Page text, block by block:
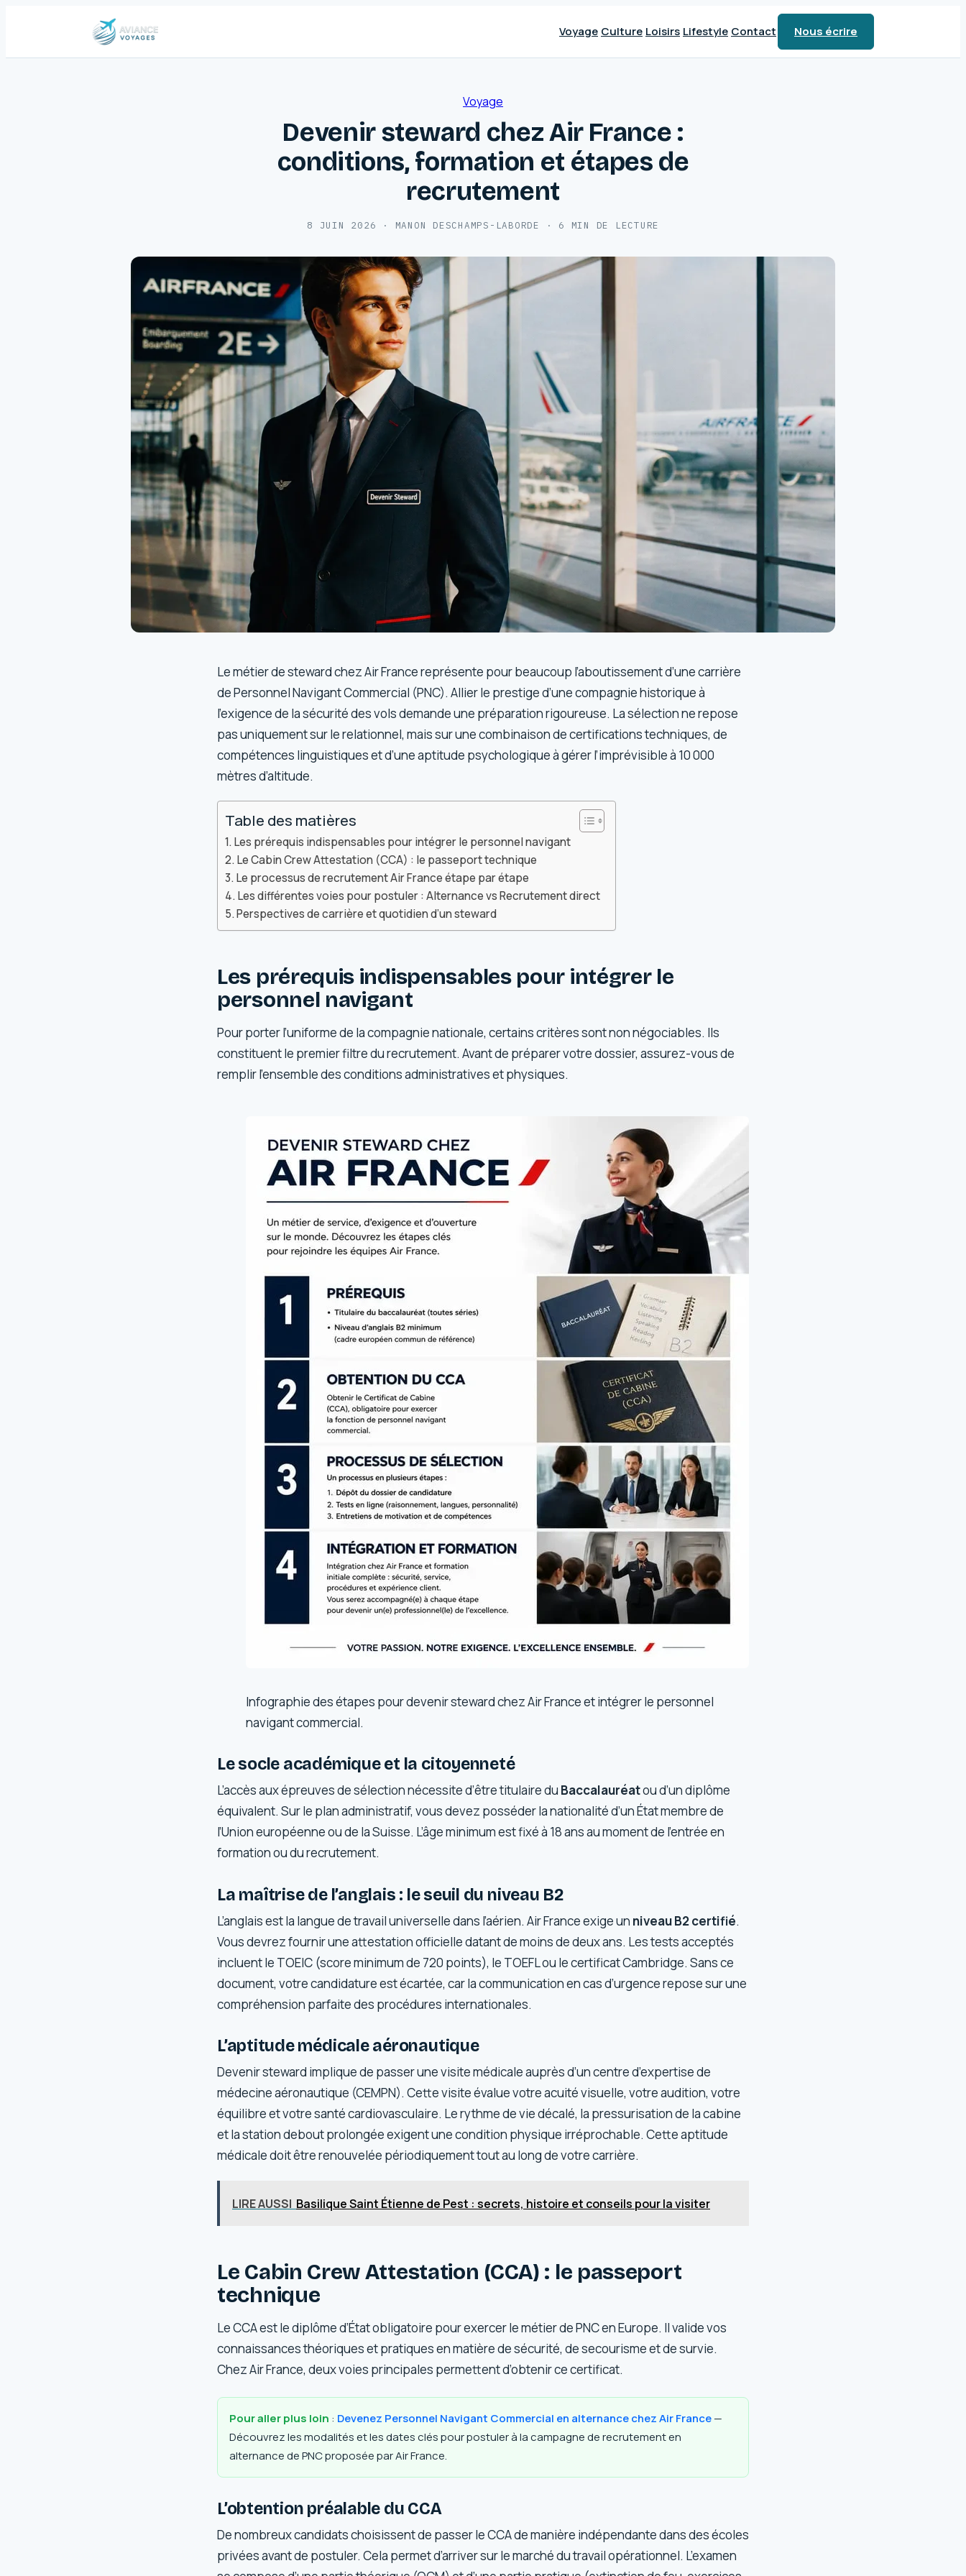
Voyage Culture Loisirs Lifestyle Contact Nous écrire
Voyage
Devenir steward chez Air France :
conditions, formation et étapes de
recrutement
8 JUIN 2026 · MANON DESCHAMPS-LABORDE · 6 MIN DE LECTURE
Le métier de steward chez Air France représente pour beaucoup l’aboutissement d’une carrière
de Personnel Navigant Commercial (PNC). Allier le prestige d’une compagnie historique à
l’exigence de la sécurité des vols demande une préparation rigoureuse. La sélection ne repose
pas uniquement sur le relationnel, mais sur une combinaison de certifications techniques, de
compétences linguistiques et d’une aptitude psychologique à gérer l’imprévisible à 10 000
mètres d’altitude.
Table des matières
Les prérequis indispensables pour intégrer le personnel navigant
Le Cabin Crew Attestation (CCA) : le passeport technique
Le processus de recrutement Air France étape par étape
Les différentes voies pour postuler : Alternance vs Recrutement direct
Perspectives de carrière et quotidien d’un steward
Les prérequis indispensables pour intégrer le
personnel navigant
Pour porter l’uniforme de la compagnie nationale, certains critères sont non négociables. Ils
constituent le premier filtre du recrutement. Avant de préparer votre dossier, assurez-vous de
remplir l’ensemble des conditions administratives et physiques.
Infographie des étapes pour devenir steward chez Air France et intégrer le personnel
navigant commercial.
Le socle académique et la citoyenneté
L’accès aux épreuves de sélection nécessite d’être titulaire du Baccalauréatou d’un diplôme
équivalent. Sur le plan administratif, vous devez posséder la nationalité d’un État membre de
l’Union européenne ou de la Suisse. L’âge minimum est fixé à 18 ans au moment de l’entrée en
formation ou du recrutement.
La maîtrise de l’anglais : le seuil du niveau B2
L’anglais est la langue de travail universelle dans l’aérien. Air France exige un niveau B2 certifié.
Vous devrez fournir une attestation officielle datant de moins de deux ans. Les tests acceptés
incluent le TOEIC (score minimum de 720 points), le TOEFL ou le certificat Cambridge. Sans ce
document, votre candidature est écartée, car la communication en cas d’urgence repose sur une
compréhension parfaite des procédures internationales.
L’aptitude médicale aéronautique
Devenir steward implique de passer une visite médicale auprès d’un centre d’expertise de
médecine aéronautique (CEMPN). Cette visite évalue votre acuité visuelle, votre audition, votre
équilibre et votre santé cardiovasculaire. Le rythme de vie décalé, la pressurisation de la cabine
et la station debout prolongée exigent une condition physique irréprochable. Cette aptitude
médicale doit être renouvelée périodiquement tout au long de votre carrière.
LIRE AUSSI Basilique Saint Étienne de Pest : secrets, histoire et conseils pour la visiter
Le Cabin Crew Attestation (CCA) : le passeport
technique
Le CCA est le diplôme d’État obligatoire pour exercer le métier de PNC en Europe. Il valide vos
connaissances théoriques et pratiques en matière de sécurité, de secourisme et de survie.
Chez Air France, deux voies principales permettent d’obtenir ce certificat.
Pour aller plus loin : Devenez Personnel Navigant Commercial en alternance chez Air France—
Découvrez les modalités et les dates clés pour postuler à la campagne de recrutement en
alternance de PNC proposée par Air France.
L’obtention préalable du CCA
De nombreux candidats choisissent de passer le CCA de manière indépendante dans des écoles
privées avant de postuler. Cela permet d’arriver sur le marché du travail opérationnel. L’examen